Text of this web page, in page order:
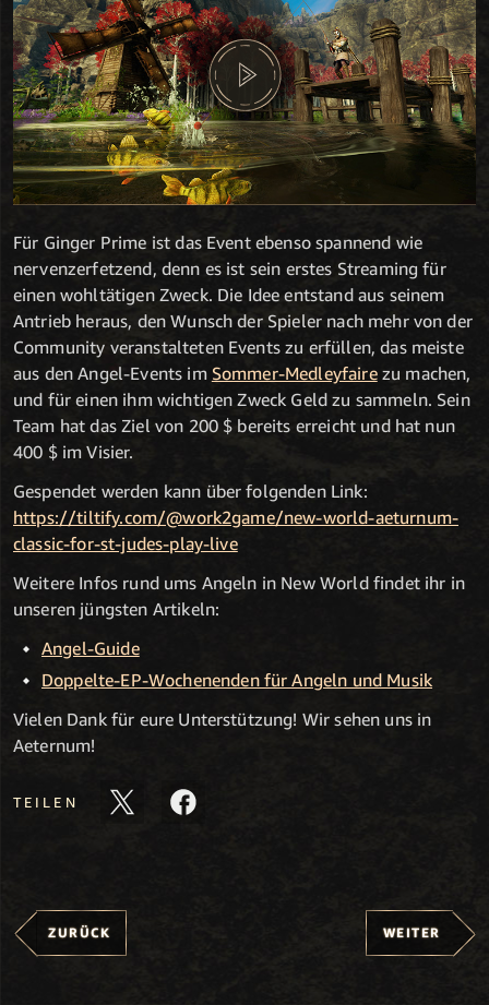
Für Ginger Prime ist das Event ebenso spannend wie
nervenzerfetzend, denn es ist sein erstes Streaming für
einen wohltätigen Zweck. Die Idee entstand aus seinem
Antrieb heraus, den Wunsch der Spieler nach mehr von der
Community veranstalteten Events zu erfüllen, das meiste
aus den Angel-Events im Sommer-Medleyfairezu machen,
und für einen ihm wichtigen Zweck Geld zu sammeln. Sein
Team hat das Ziel von 200 $ bereits erreicht und hat nun
400 $ im Visier.
Gespendet werden kann über folgenden Link:
https://tiltify.com/@work2game/new-world-aeturnum-
classic-for-st-judes-play-live
Weitere Infos rund ums Angeln in New World findet ihr in
unseren jüngsten Artikeln:
Angel-Guide
Doppelte-EP-Wochenenden für Angeln und Musik
Vielen Dank für eure Unterstützung! Wir sehen uns in
Aeternum!
TEILEN
ZURÜCK WEITER